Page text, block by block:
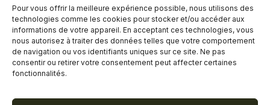
Pour vous offrir la meilleure expérience possible, nous utilisons des
technologies comme les cookies pour stocker et/ou accéder aux
informations de votre appareil. En acceptant ces technologies, vous
nous autorisez à traiter des données telles que votre comportement
de navigation ou vos identifiants uniques sur ce site. Ne pas
consentir ou retirer votre consentement peut affecter certaines
fonctionnalités.
Heures d’ouverture
Lundi au mercredi
9h00 à 17h30
Jeudi
9h00 à 20h00
Vendredi
9h00 à 18h00
Dimanche
11h00 à 16h30